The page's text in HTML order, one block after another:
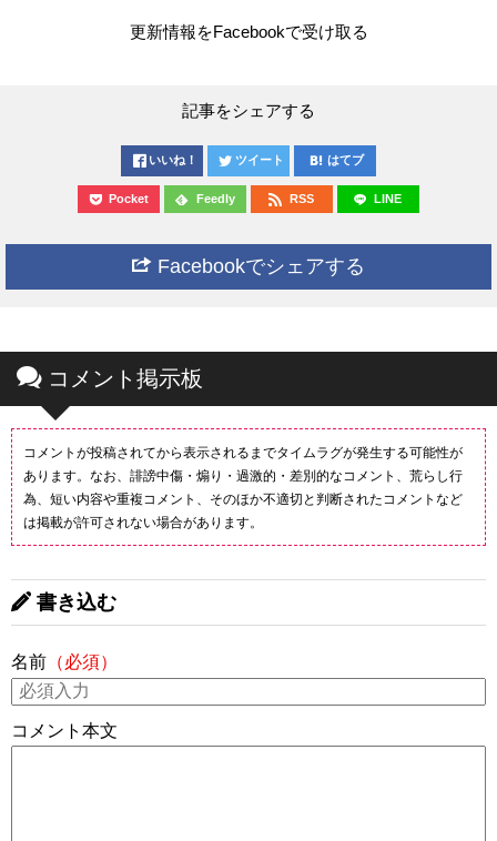
更新情報をFacebookで受け取る
記事をシェアする
いいね！ ツイート はてブ
Pocket Feedly RSS LINE
Facebookでシェアする
コメント掲示板
コメントが投稿されてから表示されるまでタイムラグが発生する可能性が
あります。なお、誹謗中傷・煽り・過激的・差別的なコメント、荒らし行
為、短い内容や重複コメント、そのほか不適切と判断されたコメントなど
は掲載が許可されない場合があります。
書き込む
名前 （必須）
コメント本文